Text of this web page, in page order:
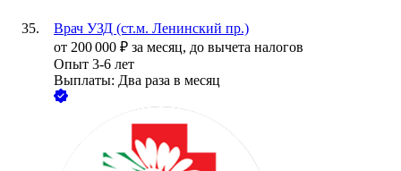
Врач УЗД (ст.м. Ленинский пр.)
от 200 000 ₽ за месяц, до вычета налогов
Опыт 3-6 лет
Выплаты: Два раза в месяц